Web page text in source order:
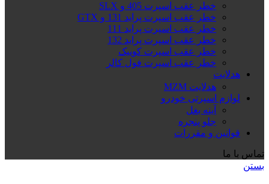
خطر عقب اسپرت 405 و SLX
خطر عقب اسپرت پراید 131 و GTX
خطر عقب اسپرت پراید 111
خطر عقب اسپرت پراید 132
خطر عقب اسپرت کوییک
خطر عقب اسپرت فول کالر
هدلایت
هدلایت MZM
لوازم اسپرتی خودرو
آینه بغل
جلو پنجره
قوانین و مقررات
تماس با ما
بستن